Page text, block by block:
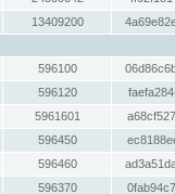
13409200
596100
596120
5961601
596450
596460
596370